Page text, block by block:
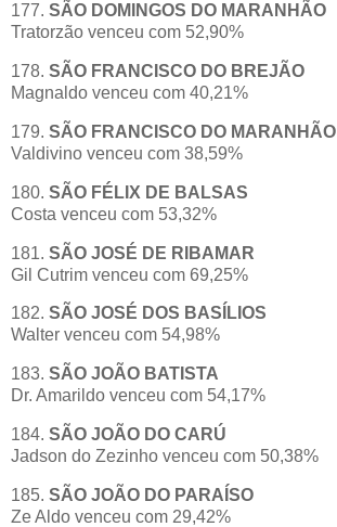
177. SÃO DOMINGOS DO MARANHÃO
Tratorzão venceu com 52,90%
178. SÃO FRANCISCO DO BREJÃO
Magnaldo venceu com 40,21%
179. SÃO FRANCISCO DO MARANHÃO
Valdivino venceu com 38,59%
180. SÃO FÉLIX DE BALSAS
Costa venceu com 53,32%
181. SÃO JOSÉ DE RIBAMAR
Gil Cutrim venceu com 69,25%
182. SÃO JOSÉ DOS BASÍLIOS
Walter venceu com 54,98%
183. SÃO JOÃO BATISTA
Dr. Amarildo venceu com 54,17%
184. SÃO JOÃO DO CARÚ
Jadson do Zezinho venceu com 50,38%
185. SÃO JOÃO DO PARAÍSO
Ze Aldo venceu com 29,42%